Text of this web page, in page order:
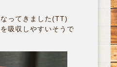
ってきました(TT)
吸収しやすいそうで